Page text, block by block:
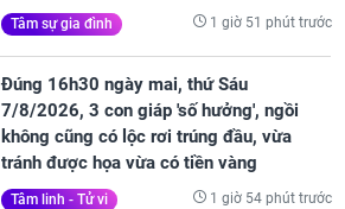
Tâm sự gia đình 1 giờ 51 phút trước
Đúng 16h30 ngày mai, thứ Sáu
7/8/2026, 3 con giáp 'số hưởng', ngồi
không cũng có lộc rơi trúng đầu, vừa
tránh được họa vừa có tiền vàng
Tâm linh - Tử vi 1 giờ 54 phút trước